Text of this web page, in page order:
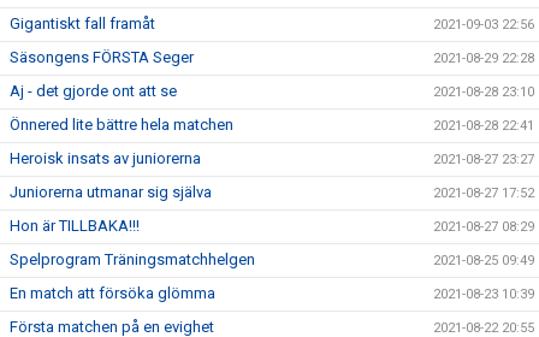
Gigantiskt fall framåt 2021-09-03 22:56
Säsongens FÖRSTA Seger 2021-08-29 22:28
Aj - det gjorde ont att se 2021-08-28 23:10
Önnered lite bättre hela matchen 2021-08-28 22:41
Heroisk insats av juniorerna 2021-08-27 23:27
Juniorerna utmanar sig själva 2021-08-27 17:52
Hon är TILLBAKA!!! 2021-08-27 08:29
Spelprogram Träningsmatchhelgen 2021-08-25 09:49
En match att försöka glömma 2021-08-23 10:39
Första matchen på en evighet 2021-08-22 20:55